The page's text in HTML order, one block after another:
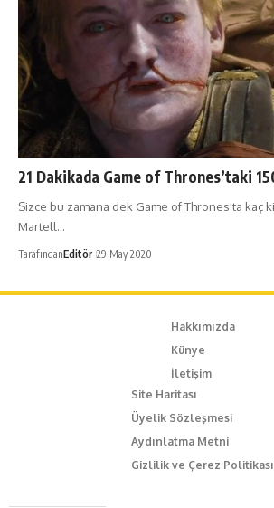
21 Dakikada Game of Thrones’taki
Sizce bu zamana dek Game of Thrones'ta kaç
Martell…
TarafındanEditör 29 May 2020
Hakkımızda
Künye
İletişim
Site Haritası
Üyelik Sözleşmesi
Aydınlatma Metni
Gizlilik ve Çerez Politikası